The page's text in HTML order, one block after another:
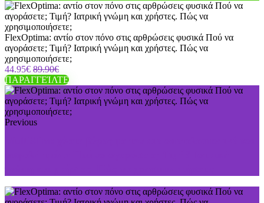
FlexOptima: αντίο στον πόνο στις αρθρώσεις φυσικά Πού να
αγοράσετε; Τιμή? Ιατρική γνώμη και χρήστες. Πώς να
χρησιμοποιήσετε;
44.95€ 89.90€
ΠΑΡΑΓΓΕΊΛΤΕ
Previous